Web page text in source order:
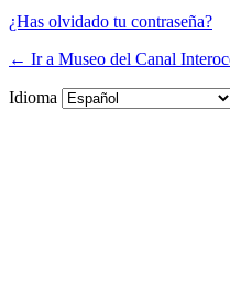
¿Has olvidado tu contraseña?
← Ir a Museo del Canal
Idioma